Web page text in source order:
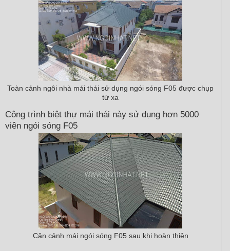
Toàn cảnh ngôi nhà mái thái sử dụng ngói sóng F05 được chụp
từ xa
Công trình biệt thự mái thái này sử dụng hơn 5000
viên ngói sóng F05
Cận cảnh mái ngói sóng F05 sau khi hoàn thiện